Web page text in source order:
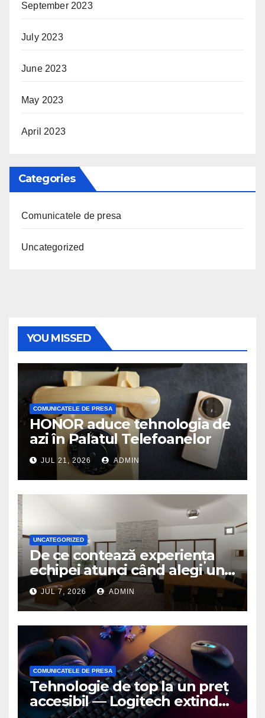
September 2023
July 2023
June 2023
May 2023
April 2023
Categories
Comunicatele de presa
Uncategorized
YOU MISSED
COMUNICATELE DE PRESA
HONOR aduce tehnologia de
azi în Palatul Telefoanelor
JUL 21, 2026 ADMIN
UNCATEGORIZED
De ce contează experiența
echipei atunci când alegi un
birou de arhitectură
JUL 7, 2026 ADMIN
COMUNICATELE DE PRESA
Tehnologie de top la un preț
accesibil — Logitech extinde